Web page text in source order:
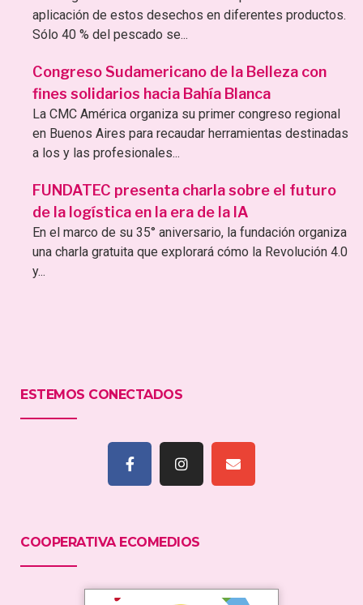
aplicación de estos desechos en diferentes productos.
Sólo 40 % del pescado se...
Congreso Sudamericano de la Belleza con
fines solidarios hacia Bahía Blanca
La CMC América organiza su primer congreso regional
en Buenos Aires para recaudar herramientas destinadas
a los y las profesionales...
FUNDATEC presenta charla sobre el futuro
de la logística en la era de la IA
En el marco de su 35° aniversario, la fundación organiza
una charla gratuita que explorará cómo la Revolución 4.0
y...
ESTEMOS CONECTADOS
COOPERATIVA ECOMEDIOS